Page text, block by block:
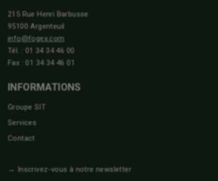
215 Rue Henri Barbusse
95100 Argenteuil
info@fogex.com
Tél. : 01 34 34 46 00
Fax : 01 34 34 46 01
INFORMATIONS
Groupe SIT
Services
Contact
→ Inscrivez-vous à notre newsletter